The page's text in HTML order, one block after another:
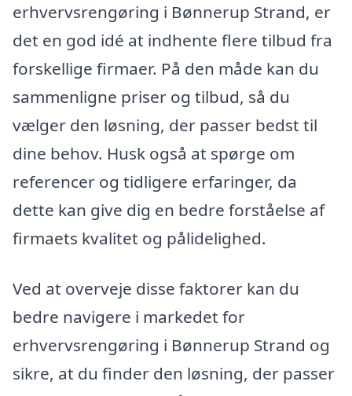
erhvervsrengøring i Bønnerup Strand, er
det en god idé at indhente flere tilbud fra
forskellige firmaer. På den måde kan du
sammenligne priser og tilbud, så du
vælger den løsning, der passer bedst til
dine behov. Husk også at spørge om
referencer og tidligere erfaringer, da
dette kan give dig en bedre forståelse af
firmaets kvalitet og pålidelighed.
Ved at overveje disse faktorer kan du
bedre navigere i markedet for
erhvervsrengøring i Bønnerup Strand og
sikre, at du finder den løsning, der passer